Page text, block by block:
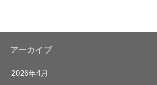
アーカイブ
2026年4月